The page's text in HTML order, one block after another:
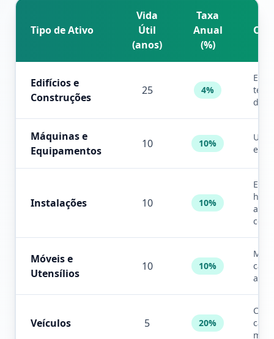
Tipo de Ativo
Vida
Útil
(anos)
Taxa
Anual
(%)
Edifícios e
Construções
25 4%
Máquinas e
Equipamentos
10 10%
Uso
e
Instalações 10 10%
ar-
Móveis e
Utensílios
10 10%
Veículos 5 20%